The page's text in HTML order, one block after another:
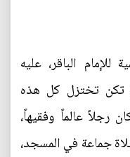
الباقر، عليه
تكن تختزل كل هذه
رجلاً عالماً وفقيهاً،
جماعة في المسجد،